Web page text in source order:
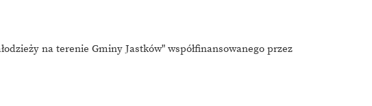
na terenie Gminy Jastków" współfinansowanego przez